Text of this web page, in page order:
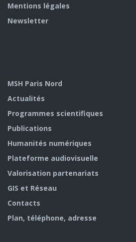
Mentions légales
Newsletter
MSH Paris Nord
Actualités
Programmes scientifiques
Publications
Humanités numériques
Plateforme audiovisuelle
Valorisation partenariats
GIS et Réseau
Contacts
Plan, téléphone, adresse